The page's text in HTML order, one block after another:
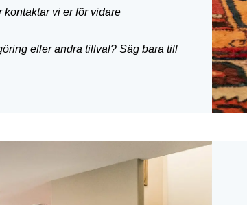
kontaktar vi er för vidare
eller andra tillval? Säg bara till